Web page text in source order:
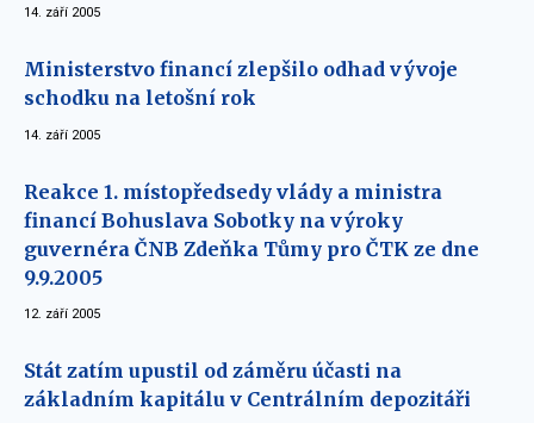
14. září 2005
Ministerstvo financí zlepšilo odhad vývoje
schodku na letošní rok
14. září 2005
Reakce 1. místopředsedy vlády a ministra
financí Bohuslava Sobotky na výroky
guvernéra ČNB Zdeňka Tůmy pro ČTK ze dne
9.9.2005
12. září 2005
Stát zatím upustil od záměru účasti na
základním kapitálu v Centrálním depozitáři